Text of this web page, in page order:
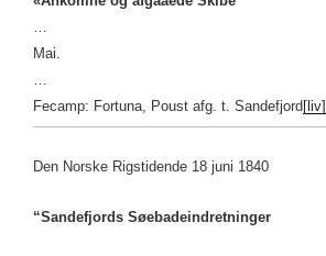
Mai.
Fecamp: Fortuna, Poust afg. t. Sandefjord[liv]
Den Norske Rigstidende 18 juni 1840
“Sandefjords Søebadeindretninger